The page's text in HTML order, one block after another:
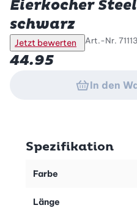
Eierkocher
schwarz
Jetzt bewerten Art.-Nr. 71113
44.95
In den
Spezifikation
Farbe
Länge